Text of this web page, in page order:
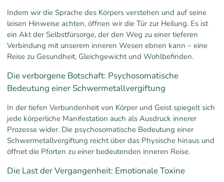
Indem wir die Sprache des Körpers verstehen und auf seine
leisen Hinweise achten, öffnen wir die Tür zur Heilung. Es ist
ein Akt der Selbstfürsorge, der den Weg zu einer tieferen
Verbindung mit unserem inneren Wesen ebnen kann – eine
Reise zu Gesundheit, Gleichgewicht und Wohlbefinden.
Die verborgene Botschaft: Psychosomatische
Bedeutung einer Schwermetallvergiftung
In der tiefen Verbundenheit von Körper und Geist spiegelt sich
jede körperliche Manifestation auch als Ausdruck innerer
Prozesse wider. Die psychosomatische Bedeutung einer
Schwermetallvergiftung reicht über das Physische hinaus und
öffnet die Pforten zu einer bedeutenden inneren Reise.
Die Last der Vergangenheit: Emotionale Toxine